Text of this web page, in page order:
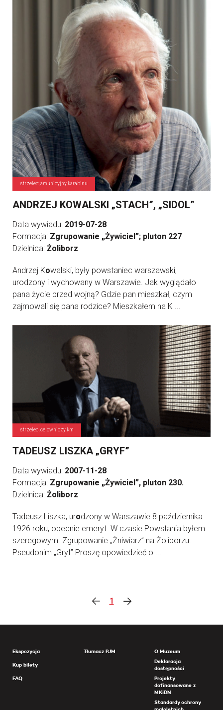
strzelec; amunicyjny karabinu
ANDRZEJ KOWALSKI „STACH”, „SIDOL”
Data wywiadu: 2019-07-28
Formacja: Zgrupowanie „Żywiciel”; pluton 227
Dzielnica: Żoliborz
Andrzej Kowalski, były powstaniec warszawski,
urodzony i wychowany w Warszawie. Jak wyglądało
pana życie przed wojną? Gdzie pan mieszkał, czym
zajmowali się pana rodzice? Mieszkałem na K ...
strzelec, celowniczy km
TADEUSZ LISZKA „GRYF”
Data wywiadu: 2007-11-28
Formacja: Zgrupowanie „Żywiciel”, pluton 230.
Dzielnica: Żoliborz
Tadeusz Liszka, urodzony w Warszawie 8 października
1926 roku, obecnie emeryt. W czasie Powstania byłem
szeregowym. Zgrupowanie „Żniwiarz” na Żoliborzu.
Pseudonim „Gryf”.Proszę opowiedzieć o ...
1
Ekspozycja
Kup bilety
FAQ
Tłumacz PJM
O Muzeum
Deklaracja
dostępności
Projekty
dofinansowane z
MKiDN
Standardy ochrony